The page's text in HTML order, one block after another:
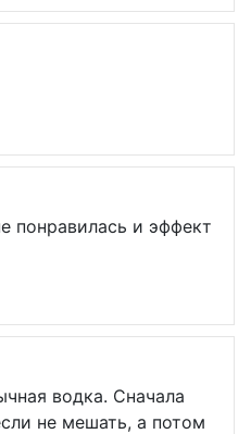
понравилась и эффект
водка. Сначала
не мешать, а потом